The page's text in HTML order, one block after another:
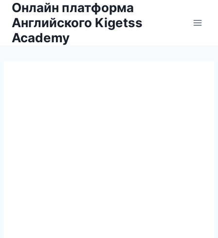
Онлайн платформа
Английского Kigetss
Academy